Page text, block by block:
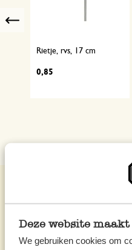
Deze website
We gebruiken cookies om
Rietje, rvs, 17 cm
0,85